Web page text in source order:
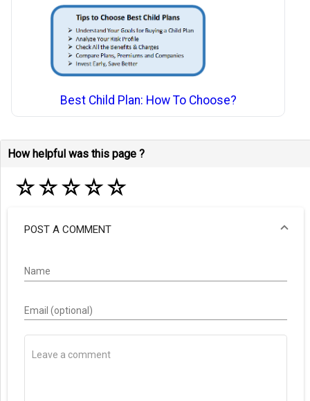
Best Child Plan: How To Choose?
How helpful was this page ?
☆☆☆☆☆
POST A COMMENT
Name
Email (optional)